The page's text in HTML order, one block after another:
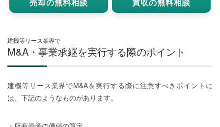
建機等リース業界で
M&A・事業承継を実行する際のポイント
建機等リース業界でM&Aを実行する際に注意すべきポイントに
は、下記のようなものがあります。